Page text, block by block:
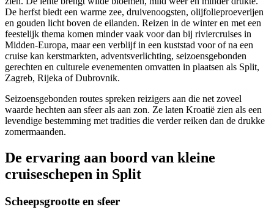
De herfst biedt een warme zee, druivenoogsten, olijfolieproeverijen
en gouden licht boven de eilanden. Reizen in de winter en met een
feestelijk thema komen minder vaak voor dan bij riviercruises in
Midden-Europa, maar een verblijf in een kuststad voor of na een
cruise kan kerstmarkten, adventsverlichting, seizoensgebonden
gerechten en culturele evenementen omvatten in plaatsen als Split,
Zagreb, Rijeka of Dubrovnik.
Seizoensgebonden routes spreken reizigers aan die net zoveel
waarde hechten aan sfeer als aan zon. Ze laten Kroatië zien als een
levendige bestemming met tradities die verder reiken dan de drukke
zomermaanden.
De ervaring aan boord van kleine
cruiseschepen in Split
Scheepsgrootte en sfeer